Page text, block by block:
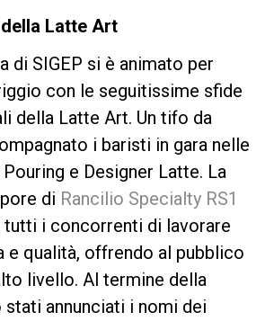
Latte Art
di SIGEP si è animato per
con le seguitissime sfide
della Latte Art. Un tifo da
i baristi in gara nelle
e Designer Latte. La
di Rancilio Specialty RS1
tutti i concorrenti di lavorare
e qualità, offrendo al pubblico
livello. Al termine della
stati annunciati i nomi dei